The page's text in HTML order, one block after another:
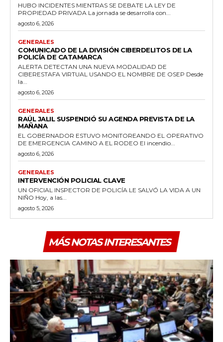
HUBO INCIDENTES MIENTRAS SE DEBATE LA LEY DE
PROPIEDAD PRIVADA La jornada se desarrolla con...
agosto 6, 2026
GENERALES
COMUNICADO DE LA DIVISIÓN CIBERDELITOS DE LA
POLICÍA DE CATAMARCA
ALERTA DETECTAN UNA NUEVA MODALIDAD DE
CIBERESTAFA VIRTUAL USANDO EL NOMBRE DE OSEP Desde
la...
agosto 6, 2026
GENERALES
RAÚL JALIL SUSPENDIÓ SU AGENDA PREVISTA DE LA
MAÑANA
EL GOBERNADOR ESTUVO MONITOREANDO EL OPERATIVO
DE EMERGENCIA CAMINO A EL RODEO El incendio...
agosto 6, 2026
GENERALES
INTERVENCIÓN POLICIAL CLAVE
UN OFICIAL INSPECTOR DE POLICÍA LE SALVÓ LA VIDA A UN
NIÑO Hoy, a las...
agosto 5, 2026
MÁS NOTAS INTERESANTES